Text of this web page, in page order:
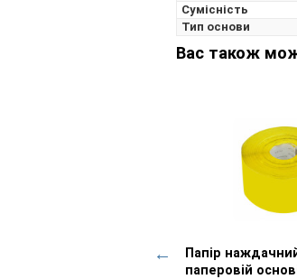
Сумісність
Тип основи
Вас також
Перегляд
Папір
паперовій